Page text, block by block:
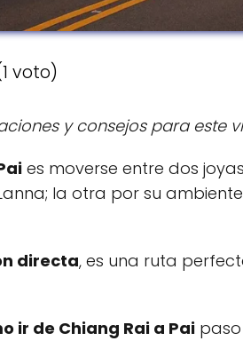
voto)
y consejos para este
es moverse entre dos
la otra por su
directa, es una ruta
ir de Chiang Rai a Pai